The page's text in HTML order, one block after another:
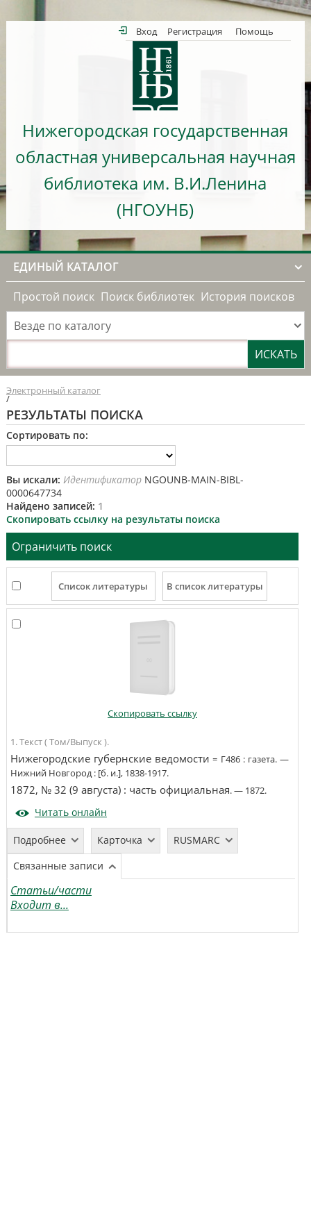
Вход Регистрация Помощь
Нижегородская государственная
областная универсальная научная
библиотека им. В.И.Ленина
(НГОУНБ)
ЕДИНЫЙ КАТАЛОГ
Простой поиск Поиск библиотек История поисков
Везде по каталогу
Электронный каталог
/
РЕЗУЛЬТАТЫ ПОИСКА
Сортировать по:
Вы искали: ИдентификаторNGOUNB-MAIN-BIBL-
0000647734
Найдено записей: 1
Скопировать ссылку на результаты поиска
Ограничить поиск
Скопировать ссылку
1. Текст ( Том/Выпуск ).
Нижегородские губернские ведомости = Г486 : газета. —
Нижний Новгород:[б. и.],1838-1917.
1872, № 32 (9 августа) : часть официальная. —1872.
Читать онлайн
Подробнее Карточка
RUSMARC
Связанные записи
Статьи/части
Входит в...